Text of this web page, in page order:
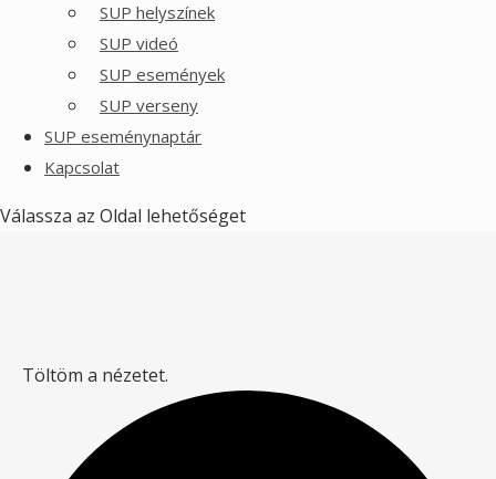
SUP helyszínek
SUP videó
SUP események
SUP verseny
SUP eseménynaptár
Kapcsolat
Válassza az Oldal lehetőséget
Töltöm a nézetet.